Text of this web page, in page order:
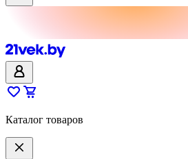
Каталог товаров